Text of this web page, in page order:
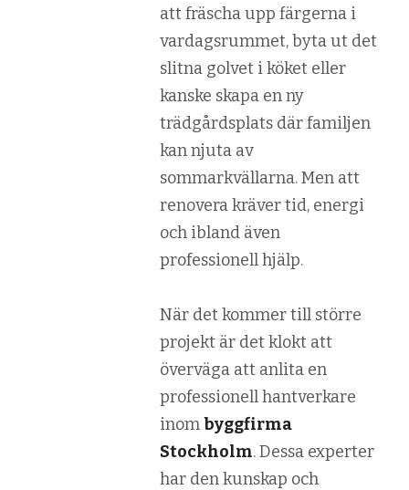
att fräscha upp färgerna i
vardagsrummet, byta ut det
slitna golvet i köket eller
kanske skapa en ny
trädgårdsplats där familjen
kan njuta av
sommarkvällarna. Men att
renovera kräver tid, energi
och ibland även
professionell hjälp.
När det kommer till större
projekt är det klokt att
överväga att anlita en
professionell hantverkare
inombyggfirma
Stockholm. Dessa experter
har den kunskap och